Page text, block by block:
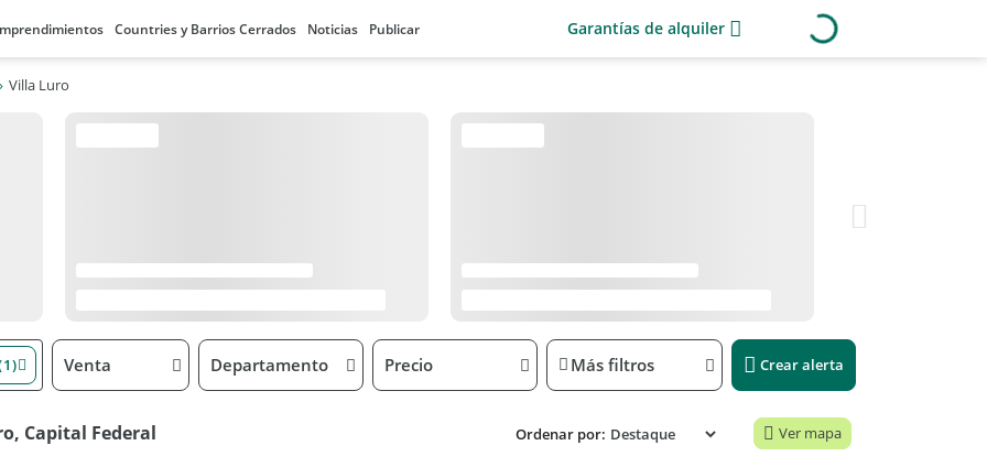
Countries y Barrios Cerrados Noticias Publicar Garantías de alquiler
Villa Luro
Venta Departamento Precio Más filtros Crear alerta
Capital Federal Ordenar por: Ver mapa